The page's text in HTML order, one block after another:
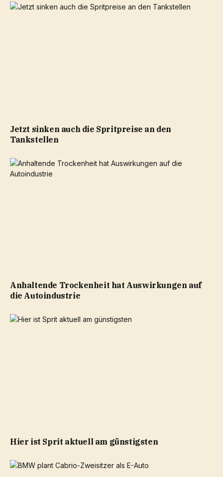
Jetzt sinken auch die Spritpreise an den
Tankstellen
Anhaltende Trockenheit hat Auswirkungen auf
die Autoindustrie
Hier ist Sprit aktuell am günstigsten